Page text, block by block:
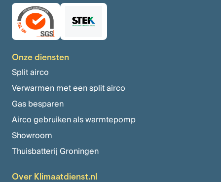
Onze diensten
Split airco
Verwarmen met een split airco
Gas besparen
Airco gebruiken als warmtepomp
Showroom
Thuisbatterij Groningen
Over Klimaatdienst.nl